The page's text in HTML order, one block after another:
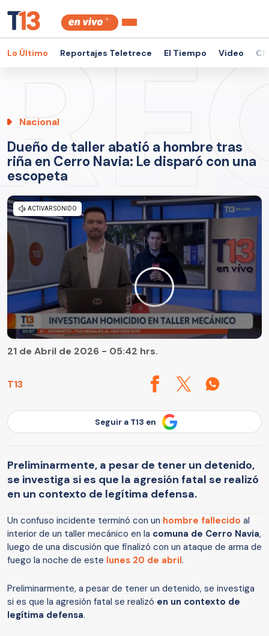
Lo Último Reportajes Teletrece El Tiempo Video
Nacional
Dueño de taller abatió a hombre tras
riña en Cerro Navia: Le disparó con una
escopeta
T13
21 de Abril de 2026 - 05:42 hrs.
Seguir a T13 en
Preliminarmente, a pesar de tener un detenido,
se investiga si es que la agresión fatal se realizó
en un contexto de legítima defensa.
Un confuso incidente terminó con un hombre fallecido al
interior de un taller mecánico en la comuna de Cerro Navia,
luego de una discusión que finalizó con un ataque de arma de
fuego la noche de este lunes 20 de abril.
Preliminarmente, a pesar de tener un detenido, se investiga
si es que la agresión fatal se realizó en un contexto de
legítima defensa.